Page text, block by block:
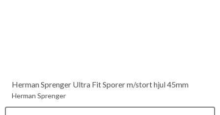
Herman Sprenger Ultra Fit Sporer m/stort hjul 45mm
Herman Sprenger